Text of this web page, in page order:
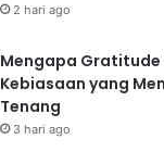
2 hari ago
Mengapa
Kebiasaan yang
Tenang
3 hari ago